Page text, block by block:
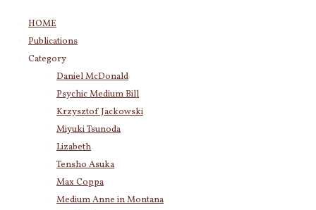
HOME
Publications
Category
Daniel McDonald
Psychic Medium Bill
Krzysztof Jackowski
Miyuki Tsunoda
Lizabeth
Tensho Asuka
Max Coppa
Medium Anne in Montana
Category
Psychic Medium Bill(11)
Katherine(23)
Krzysztof Jackowski
(83)
Daniel McDonald (243)
Miyuki Tsunoda
Lizabeth(255)
Tensho Asuka(3,026)
Amanda Coppa
Max Coppa(403)